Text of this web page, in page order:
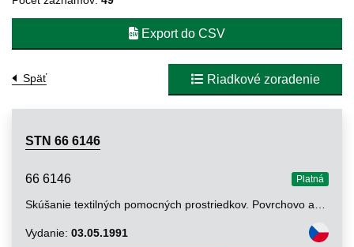
Export do CSV
Späť Riadkové zoradenie
STN 66 6146
66 6146 Platná
Vydanie: 03.05.1991